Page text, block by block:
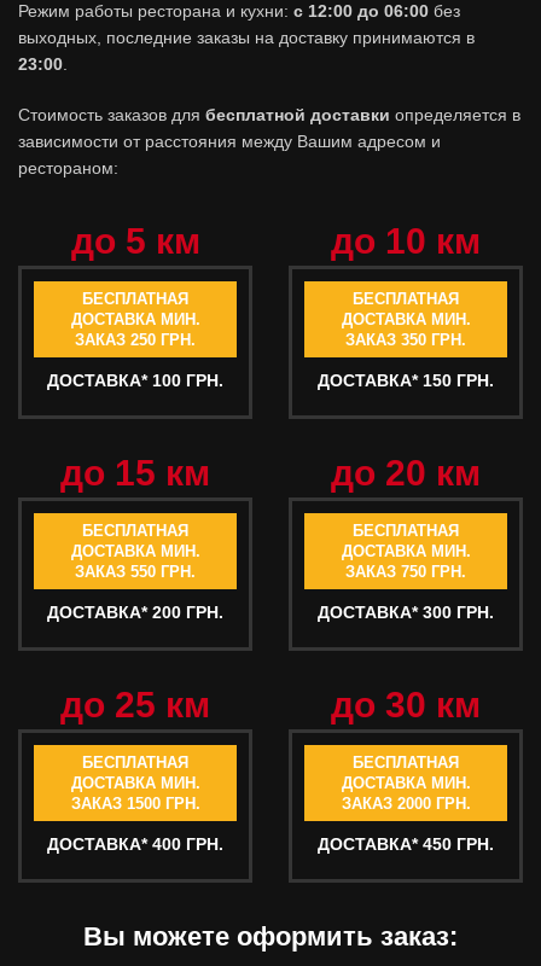
Режим работы ресторана и кухни: с 12:00 до 06:00 без
выходных, последние заказы на доставку принимаются в
23:00
Стоимость заказов для бесплатной доставки определяется в
зависимости от расстояния между Вашим адресом и
рестораном:
до 5 км
БЕСПЛАТНАЯ
ДОСТАВКА МИН.
ЗАКАЗ 250 ГРН.
ДОСТАВКА* 100 ГРН.
до 10 км
БЕСПЛАТНАЯ
ДОСТАВКА МИН.
ЗАКАЗ 350 ГРН.
ДОСТАВКА* 150 ГРН.
до 15 км
БЕСПЛАТНАЯ
ДОСТАВКА МИН.
ЗАКАЗ 550 ГРН.
ДОСТАВКА* 200 ГРН.
до 20 км
БЕСПЛАТНАЯ
ДОСТАВКА МИН.
ЗАКАЗ 750 ГРН.
ДОСТАВКА* 300 ГРН.
до 25 км
БЕСПЛАТНАЯ
ДОСТАВКА МИН.
ЗАКАЗ 1500 ГРН.
ДОСТАВКА* 400 ГРН.
до 30 км
БЕСПЛАТНАЯ
ДОСТАВКА МИН.
ЗАКАЗ 2000 ГРН.
ДОСТАВКА* 450 ГРН.
Вы можете оформить заказ: